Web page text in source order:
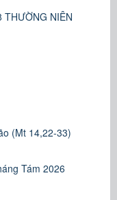
THƯỜNG NIÊN
(Mt 14,22-33)
Tám 2026